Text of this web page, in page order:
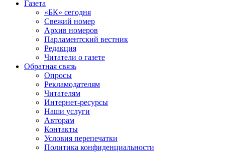
Газета
«БК» сегодня
Свежий номер
Архив номеров
Парламентский вестник
Редакция
Читатели о газете
Обратная связь
Опросы
Рекламодателям
Читателям
Интернет-ресурсы
Наши услуги
Авторам
Контакты
Условия перепечатки
Политика конфиденциальности